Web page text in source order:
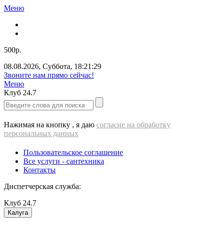
Меню
500р.
08.08.2026, Суббота, 18:21:30
Звоните нам прямо сейчас!
Меню
Клуб 24.7
Нажимая на кнопку , я даю согласие на обработку
персональных данных
Пользовательское соглашение
Все услуги - cантехника
Контакты
Диспетчерская служба:
Клуб 24.7
Калуга